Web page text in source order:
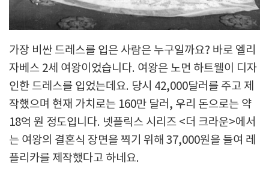
가장 비싼 드레스를 입은 사람은 누구일까요? 바로 엘리
자베스 2세 여왕이었습니다. 여왕은 노먼 하트웰이 디자
인한 드레스를 입었는데요. 당시 42,000달러를 주고 제
작했으며 현재 가치로는 160만 달러, 우리 돈으로는 약
18억 원 정도입니다. 넷플릭스 시리즈 <더 크라운>에서
는 여왕의 결혼식 장면을 찍기 위해 37,000원을 들여 레
플리카를 제작했다고 하네요.